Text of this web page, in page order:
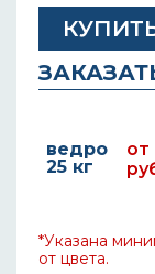
ведро
25 кг
от
*Указана
от цвета.